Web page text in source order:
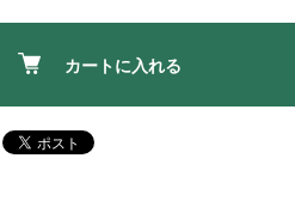
カートに入れる